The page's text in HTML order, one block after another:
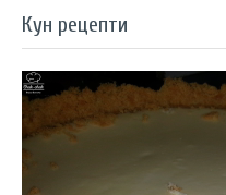
Кун рецепти